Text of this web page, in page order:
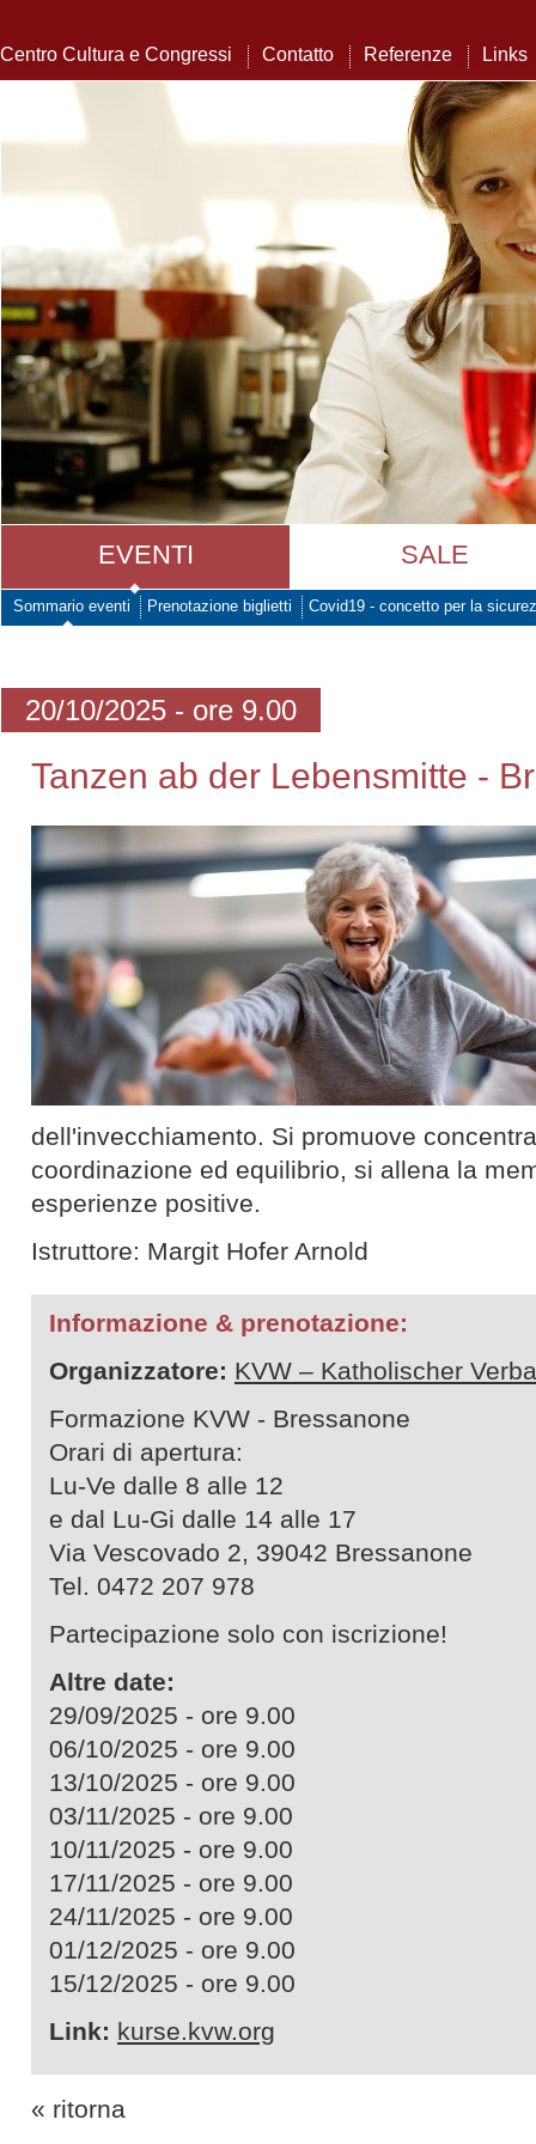
Centro Cultura e Congressi Contatto Referenze Links
EVENTI SALE
Sommario eventi Prenotazione biglietti Covid19 - concetto per la
20/10/2025 - ore 9.00
Tanzen ab der Lebensmitte -
dell'invecchiamento. Si promuove
coordinazione ed equilibrio, si allena la
esperienze positive.
Istruttore: Margit Hofer Arnold
Informazione & prenotazione:
Organizzatore: KVW – Katholischer
Formazione KVW - Bressanone
Orari di apertura:
Lu-Ve dalle 8 alle 12
e dal Lu-Gi dalle 14 alle 17
Via Vescovado 2, 39042 Bressanone
Tel. 0472 207 978
Partecipazione solo con iscrizione!
Altre date:
29/09/2025 - ore 9.00
06/10/2025 - ore 9.00
13/10/2025 - ore 9.00
03/11/2025 - ore 9.00
10/11/2025 - ore 9.00
17/11/2025 - ore 9.00
24/11/2025 - ore 9.00
01/12/2025 - ore 9.00
15/12/2025 - ore 9.00
Link: kurse.kvw.org
« ritorna